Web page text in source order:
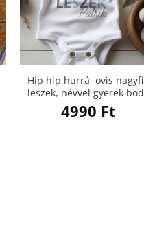
Hip hip hurrá, ovis
leszek, névvel gyerek
4990 Ft